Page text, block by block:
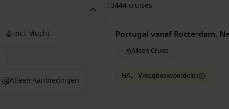
incl. Vlucht
Alleen Aanbiedingen
13444 cruises
Portugal vanaf Rotterdam,
Alleen Cruise
HAL - Vroegboekvoordelen